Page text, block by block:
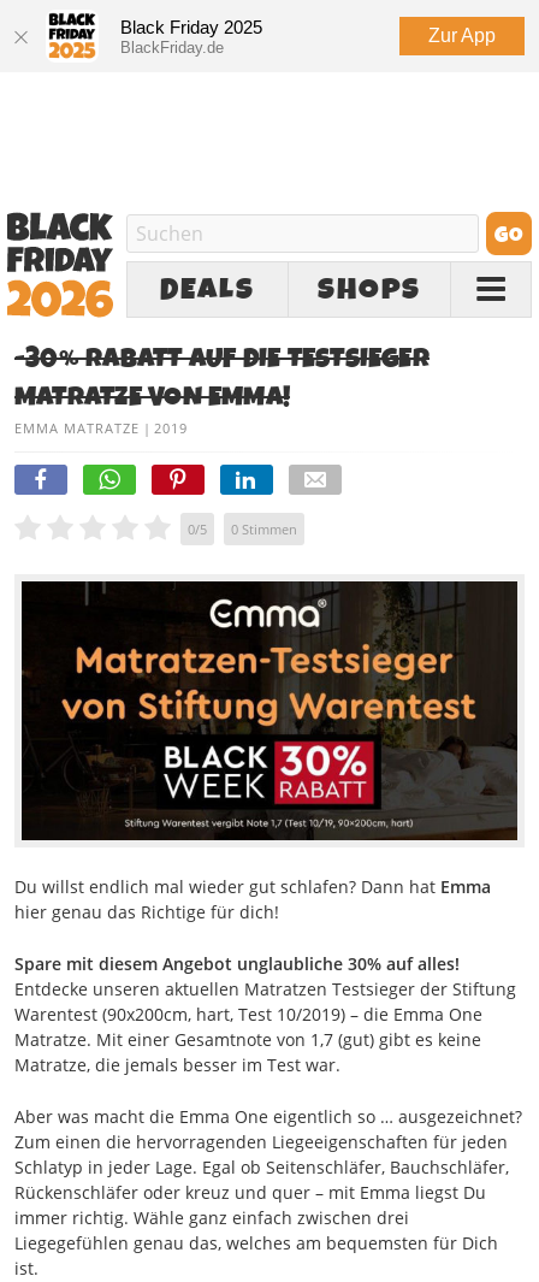
Black Friday 2025
BlackFriday.de
Zur App
DEALS SHOPS
-30% RABATT AUF DIE TESTSIEGER
MATRATZE VON EMMA!
EMMA MATRATZE | 2019
0/5 0 Stimmen
Du willst endlich mal wieder gut schlafen? Dann hat Emma
hier genau das Richtige für dich!
Spare mit diesem Angebot unglaubliche 30% auf alles!
Entdecke unseren aktuellen Matratzen Testsieger der Stiftung
Warentest (90x200cm, hart, Test 10/2019) – die Emma One
Matratze. Mit einer Gesamtnote von 1,7 (gut) gibt es keine
Matratze, die jemals besser im Test war.
Aber was macht die Emma One eigentlich so … ausgezeichnet?
Zum einen die hervorragenden Liegeeigenschaften für jeden
Schlatyp in jeder Lage. Egal ob Seitenschläfer, Bauchschläfer,
Rückenschläfer oder kreuz und quer – mit Emma liegst Du
immer richtig. Wähle ganz einfach zwischen drei
Liegegefühlen genau das, welches am bequemsten für Dich
ist.